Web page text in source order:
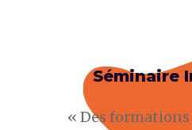
Séminaire
« Des